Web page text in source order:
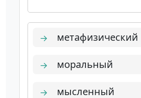
→ метафизический
→ моральный
→ мысленный